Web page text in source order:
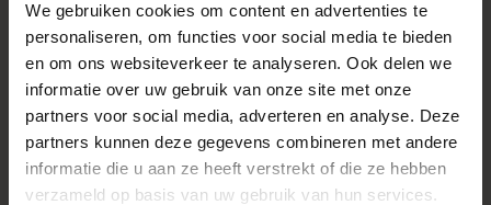
We gebruiken cookies om content en advertenties te
personaliseren, om functies voor social media te bieden
en om ons websiteverkeer te analyseren. Ook delen we
informatie over uw gebruik van onze site met onze
partners voor social media, adverteren en analyse. Deze
partners kunnen deze gegevens combineren met andere
informatie die u aan ze heeft verstrekt of die ze hebben
verzameld op basis van uw gebruik van hun services.
* All figures calculated by L-Mount.
Note: The L-Mount Trademark is a
registered Trademark of Leica
Camera AG. About Product Name:
Product name includes "DG" when
the lens is designed to deliver the
ultimate in performance on
cameras with full-frame sensors,
and "DN" when the lens design is